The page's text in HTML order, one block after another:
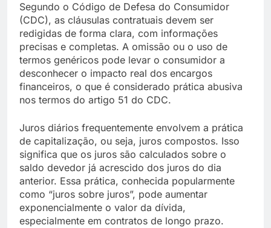
Segundo o Código de Defesa do Consumidor
(CDC), as cláusulas contratuais devem ser
redigidas de forma clara, com informações
precisas e completas. A omissão ou o uso de
termos genéricos pode levar o consumidor a
desconhecer o impacto real dos encargos
financeiros, o que é considerado prática abusiva
nos termos do artigo 51 do CDC.
Juros diários frequentemente envolvem a prática
de capitalização, ou seja, juros compostos. Isso
significa que os juros são calculados sobre o
saldo devedor já acrescido dos juros do dia
anterior. Essa prática, conhecida popularmente
como “juros sobre juros”, pode aumentar
exponencialmente o valor da dívida,
especialmente em contratos de longo prazo.